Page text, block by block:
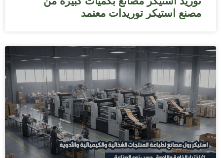
مصنع استيكر توريدات معتمد